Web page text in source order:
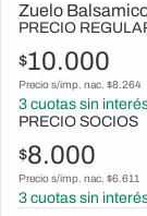
Zuelo
PRECIO
$10.000
Precio s/imp. nac. $8.264
3 cuotas sin
PRECIO SOCIOS
$8.000
Precio s/imp. nac. $6.611
3 cuotas sin